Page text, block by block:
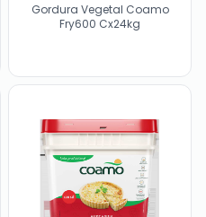
Gordura Vegetal Coamo
Fry600 Cx24kg